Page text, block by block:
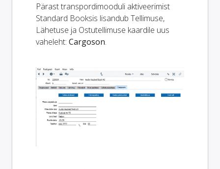
Pärast transpordimooduli aktiveerimist
Standard Booksis lisandub Tellimuse,
Lähetuse ja Ostutellimuse kaardile uus
vaheleht: Cargoson.